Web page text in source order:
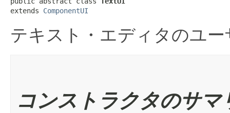
extends ComponentUI
テキスト・エディタのユ
コンストラクタのサマ